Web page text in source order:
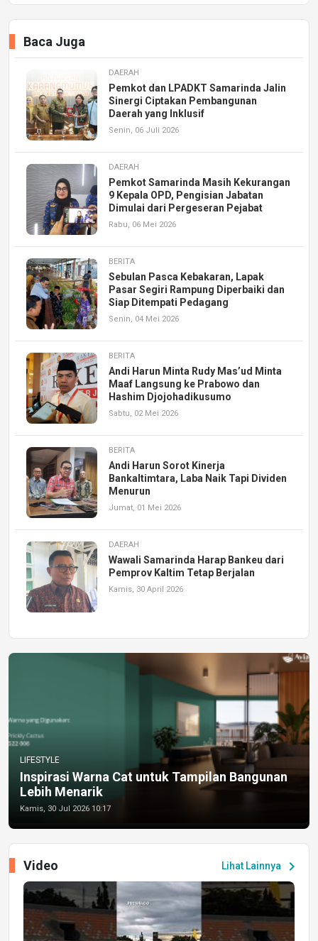
Baca Juga
DAERAH
Pemkot dan LPADKT Samarinda Jalin
Sinergi Ciptakan Pembangunan
Daerah yang Inklusif
Senin, 06 Juli 2026
DAERAH
Pemkot Samarinda Masih Kekurangan
9 Kepala OPD, Pengisian Jabatan
Dimulai dari Pergeseran Pejabat
Rabu, 06 Mei 2026
BERITA
Sebulan Pasca Kebakaran, Lapak
Pasar Segiri Rampung Diperbaiki dan
Siap Ditempati Pedagang
Senin, 04 Mei 2026
BERITA
Andi Harun Minta Rudy Mas’ud Minta
Maaf Langsung ke Prabowo dan
Hashim Djojohadikusumo
Sabtu, 02 Mei 2026
BERITA
Andi Harun Sorot Kinerja
Bankaltimtara, Laba Naik Tapi Dividen
Menurun
Jumat, 01 Mei 2026
DAERAH
Wawali Samarinda Harap Bankeu dari
Pemprov Kaltim Tetap Berjalan
Kamis, 30 April 2026
LIFESTYLE
Inspirasi Warna Cat untuk Tampilan Bangunan
Lebih Menarik
Kamis, 30 Jul 2026 10:17
Lihat Lainnya chevron_right
Video